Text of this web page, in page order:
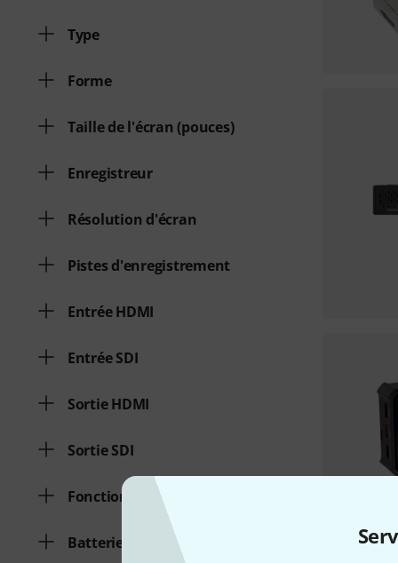
Type
Forme
Taille de l'écran (pouces)
Enregistreur
Résolution d'écran
Pistes d'enregistrement
Entrée HDMI
Entrée SDI
Sortie HDMI
Sortie SDI
Fonction de streaming
Batterie